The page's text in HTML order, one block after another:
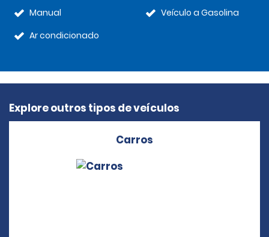
Manual
Ar condicionado
Veículo a Gasolina
Explore outros tipos de veículos
Carros